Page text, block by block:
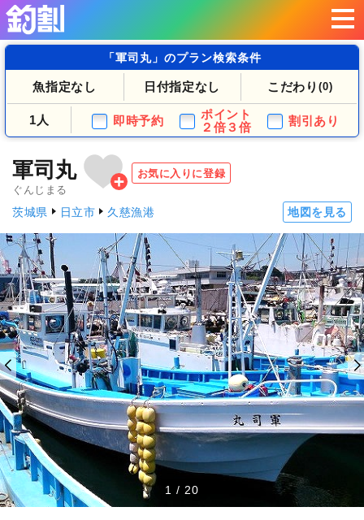
「軍司丸」のプラン検索条件
魚指定なし 日付指定なし こだわり (0)
1人 即時予約
ポイント
２倍３倍
割引あり
軍司丸
ぐんじまる
お気に入りに登録
茨城県 日立市 久慈漁港 地図を見る
1 / 20